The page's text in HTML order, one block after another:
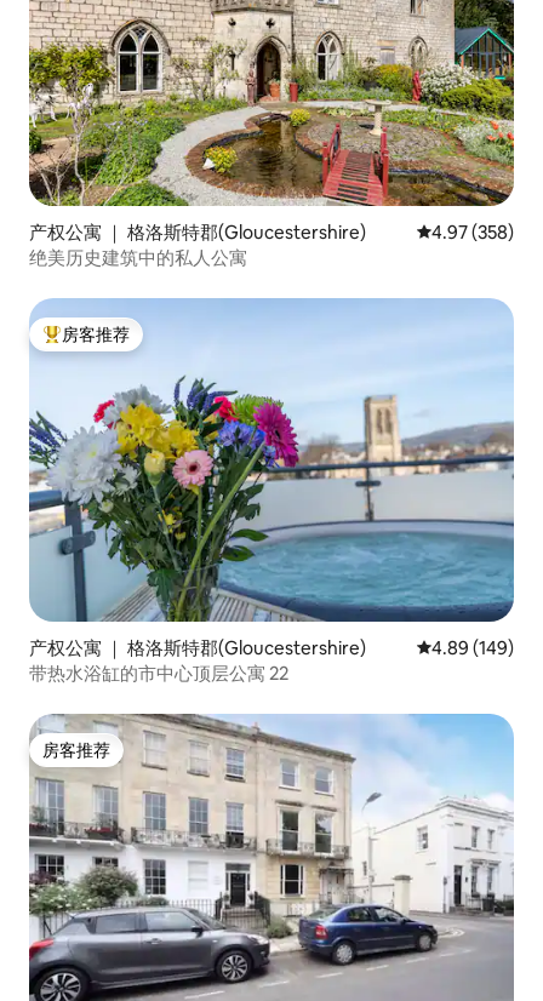
产权公寓 ｜ 格洛斯特郡(Gloucestershire) 平均评分 4.97
4.97 (358)
绝美历史建筑中的私人公寓
热门「房客推荐」
房客推荐
产权公寓 ｜ 格洛斯特郡(Gloucestershire) 平均评分 4.89
4.89 (149)
带热水浴缸的市中心顶层公寓 22
房客推荐
房客推荐